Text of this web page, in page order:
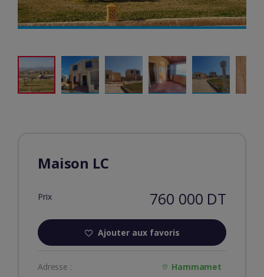
Maison LC
Prix 760 000 DT
Ajouter aux favoris
Adresse :
Hammamet